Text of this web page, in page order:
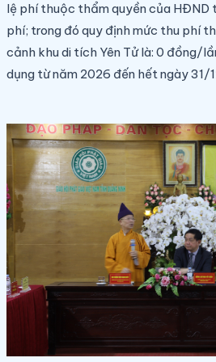
lệ phí thuộc thẩm quyền của HĐND
phí; trong đó quy định mức thu phí
cảnh khu di tích Yên Tử là: 0 đồng/
dụng từ năm 2026 đến hết ngày 31/